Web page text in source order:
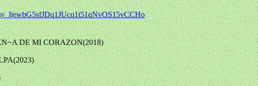
DE MI CORAZON(2018)